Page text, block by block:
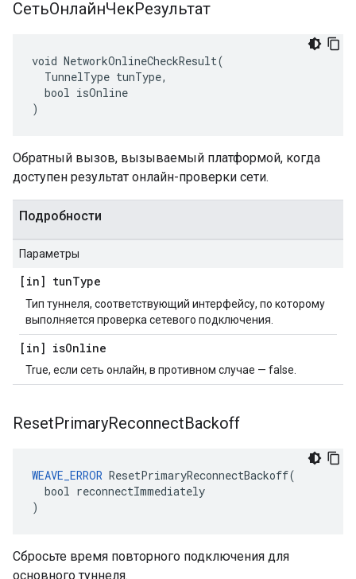
СетьОнлайнЧекРезультат
void NetworkOnlineCheckResult(
  TunnelType tunType,
  bool isOnline
)
Обратный вызов, вызываемый платформой, когда
доступен результат онлайн-проверки сети.
Подробности
Параметры
[in] tunType
Тип туннеля, соответствующий интерфейсу, по которому
выполняется проверка сетевого подключения.
[in] isOnline
True, если сеть онлайн, в противном случае — false.
ResetPrimaryReconnectBackoff
WEAVE_ERROR ResetPrimaryReconnectBackoff(
  bool reconnectImmediately
)
Сбросьте время повторного подключения для
основного туннеля.